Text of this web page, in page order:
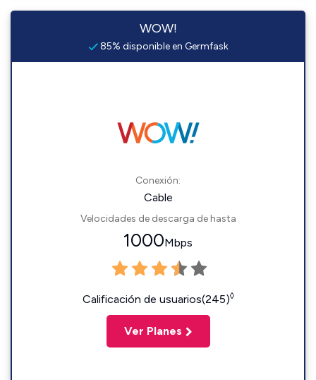
WOW!
85% disponible en Germfask
Conexión:
Cable
Velocidades de descarga de hasta
1000Mbps
Calificación de usuarios(245)◊
Ver Planes